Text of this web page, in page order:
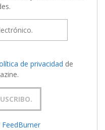
de privacidad de
FeedBurner